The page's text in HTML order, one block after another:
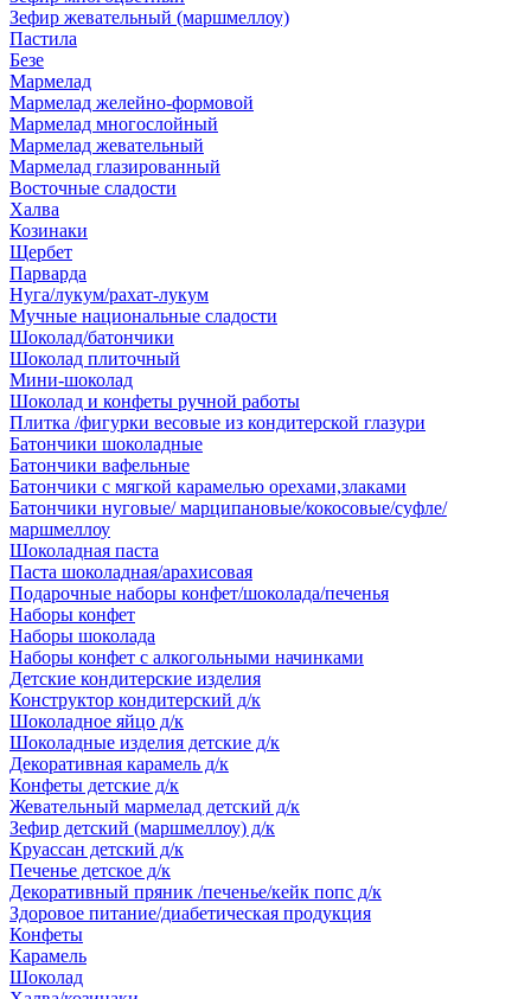
Зефир жевательный (маршмеллоу)
Пастила
Безе
Мармелад
Мармелад желейно-формовой
Мармелад многослойный
Мармелад жевательный
Мармелад глазированный
Восточные сладости
Халва
Козинаки
Щербет
Парварда
Нуга/лукум/рахат-лукум
Мучные национальные сладости
Шоколад/батончики
Шоколад плиточный
Мини-шоколад
Шоколад и конфеты ручной работы
Плитка /фигурки весовые из кондитерской глазури
Батончики шоколадные
Батончики вафельные
Батончики с мягкой карамелью орехами,злаками
Батончики нуговые/ марципановые/кокосовые/суфле/
маршмеллоу
Шоколадная паста
Паста шоколадная/арахисовая
Подарочные наборы конфет/шоколада/печенья
Наборы конфет
Наборы шоколада
Наборы конфет с алкогольными начинками
Детские кондитерские изделия
Конструктор кондитерский д/к
Шоколадное яйцо д/к
Шоколадные изделия детские д/к
Декоративная карамель д/к
Конфеты детские д/к
Жевательный мармелад детский д/к
Зефир детский (маршмеллоу) д/к
Круассан детский д/к
Печенье детское д/к
Декоративный пряник /печенье/кейк попс д/к
Здоровое питание/диабетическая продукция
Конфеты
Карамель
Шоколад